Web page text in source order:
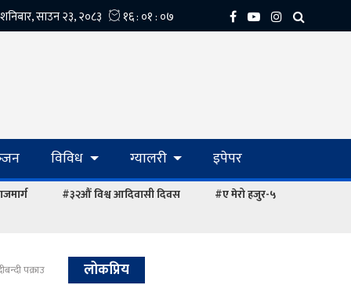
विविध ग्यालरी इपेपर
#३२औं विश्व आदिवासी दिवस #ए मेरो हजुर-५
पक्राउ लोकप्रिय